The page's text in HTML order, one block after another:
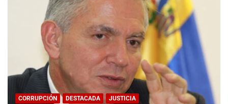
CORRUPCIÓN DESTACADA JUSTICIA